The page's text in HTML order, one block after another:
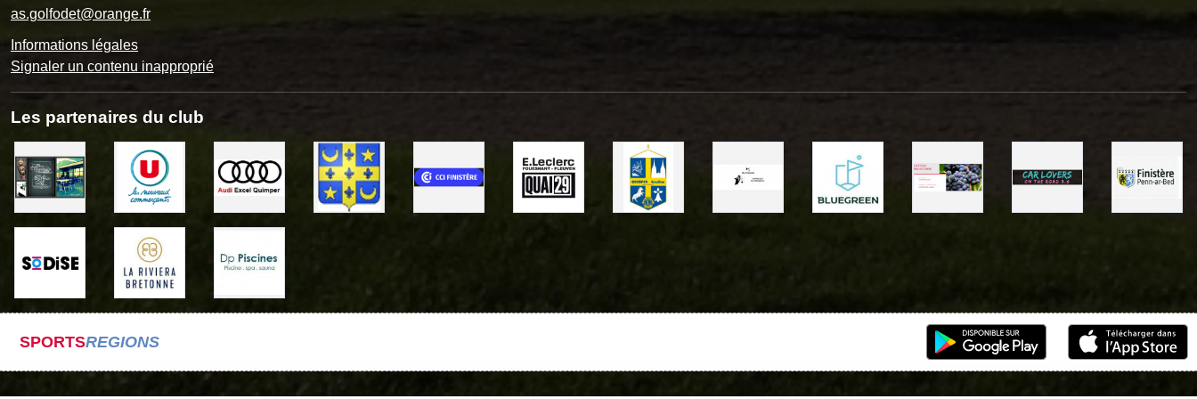
as.golfodet@orange.fr
Informations légales
Signaler un contenu inapproprié
Les partenaires du club
SPORTSREGIONS